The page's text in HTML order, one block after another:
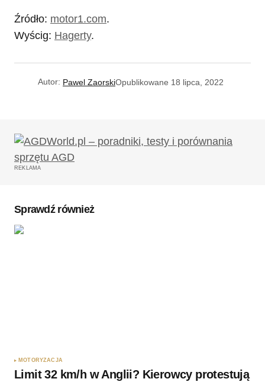
Źródło: motor1.com.
Wyścig: Hagerty.
Autor: Pawel ZaorskiOpublikowane 18 lipca, 2022
REKLAMA
Sprawdź również
MOTORYZACJA
Limit 32 km/h w Anglii? Kierowcy protestują